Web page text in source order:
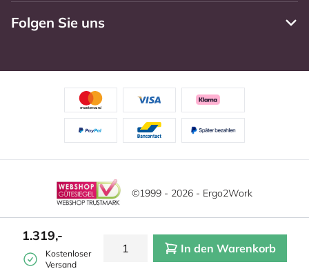
1.319,-
Kostenloser
Versand
In den Warenkorb
Folgen Sie uns
©1999 - 2026 - Ergo2Work
Allgemeine Geschäftsbedingungen
Cookie-Einstellungen
Diese Website verwendet Cookies. Lesen Sie unsere
Datenschutzerklärung für weitere Informationen.Mehr
|Verstecken